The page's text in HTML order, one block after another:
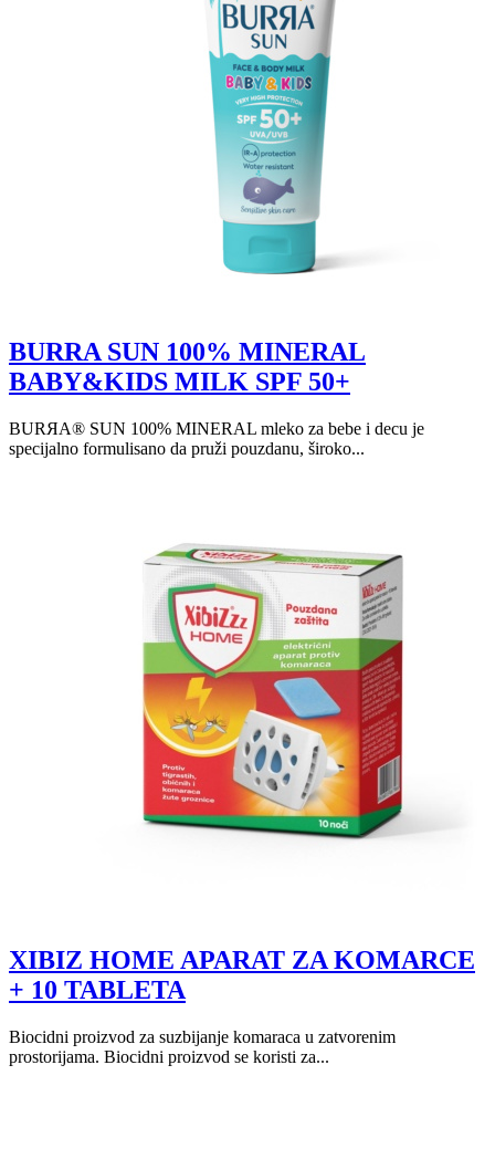
BURRA SUN 100% MINERAL
BABY&KIDS MILK SPF 50+
BURЯA® SUN 100% MINERAL mleko za bebe i decu je
specijalno formulisano da pruži pouzdanu, široko...
XIBIZ HOME APARAT ZA KOMARCE
+ 10 TABLETA
Biocidni proizvod za suzbijanje komaraca u zatvorenim
prostorijama. Biocidni proizvod se koristi za...